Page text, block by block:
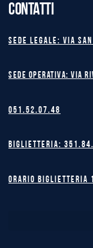
CONTATTI
Sede legale: Via San
Sede operativa: Via
051.52.07.48
Biglietteria:
Orario biglietteria